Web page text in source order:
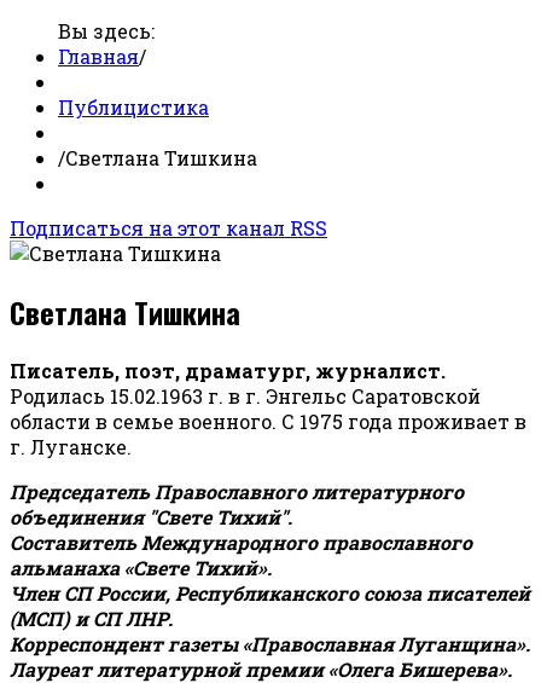
Вы здесь:
Главная/
Публицистика
/Светлана Тишкина
Подписаться на этот канал RSS
Светлана Тишкина
Писатель, поэт, драматург, журналист.
Родилась 15.02.1963 г. в г. Энгельс Саратовской
области в семье военного. С 1975 года проживает в
г. Луганске.
Председатель Православного литературного
объединения "Свете Тихий".
Составитель Международного православного
альманаха «Свете Тихий».
Член СП России, Республиканского союза писателей
(МСП) и СП ЛНР.
Корреспондент газеты «Православная Луганщина».
Лауреат литературной премии «Олега Бишерева».